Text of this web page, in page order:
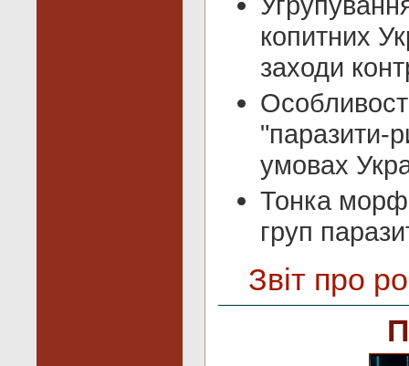
копитних
заходи
"паразити-
умовах
Тонка
груп
Звіт про